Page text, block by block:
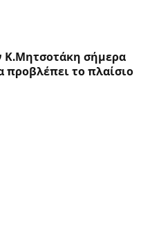
Κ.Μητσοτάκη σήμερα
προβλέπει το πλαίσιο